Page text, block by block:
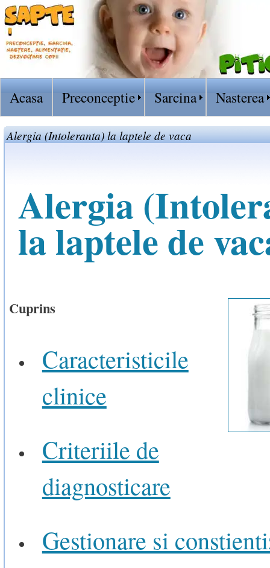
Acasa Preconceptie Sarcina Nasterea
Alergia (Intoleranta) la laptele de vaca
Alergia
la laptele de
Cuprins
Caracteristicile
clinice
Criteriile de
diagnosticare
Gestionare si